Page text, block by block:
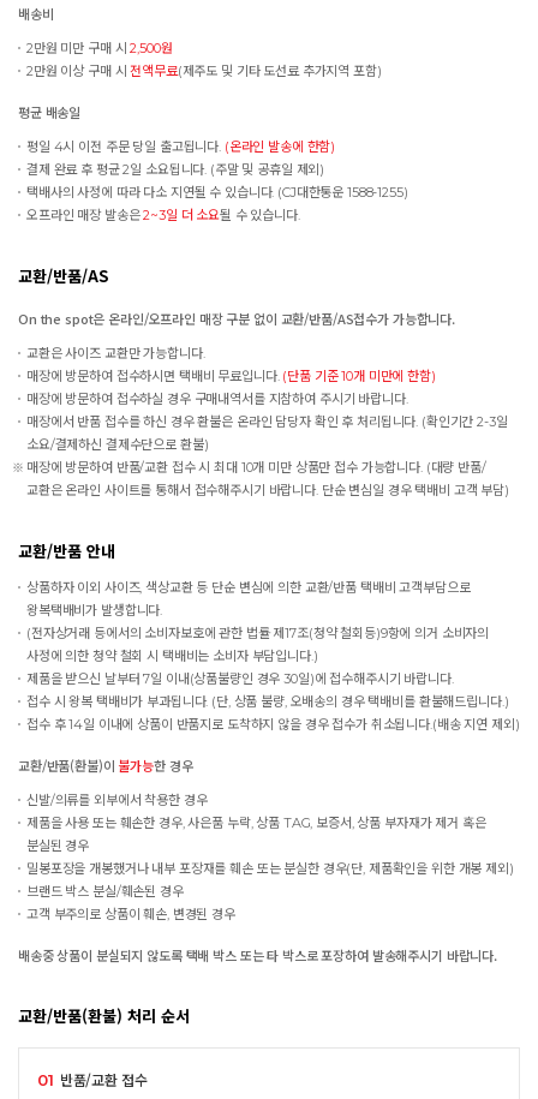
배송비
2만원 미만 구매 시2,500원
2만원 이상 구매 시전액무료(제주도 및 기타 도선료 추가지역 포함)
평균 배송일
평일 4시 이전 주문 당일 출고됩니다. (온라인 발송에 한함)
결제 완료 후 평균 2일 소요됩니다. (주말 및 공휴일 제외)
택배사의 사정에 따라 다소 지연될 수 있습니다. (CJ대한통운 1588-1255)
오프라인 매장 발송은2~3일 더 소요될 수 있습니다.
교환/반품/AS
On the spot은 온라인/오프라인 매장 구분 없이 교환/반품/AS접수가 가능합니다.
교환은 사이즈 교환만 가능합니다.
매장에 방문하여 접수하시면 택배비 무료입니다. (단품 기준 10개 미만에 한함)
매장에 방문하여 접수하실 경우 구매내역서를 지참하여 주시기 바랍니다.
매장에서 반품 접수를 하신 경우 환불은 온라인 담당자 확인 후 처리됩니다. (확인기간 2-3일
소요/결제하신 결제수단으로 환불)
매장에 방문하여 반품/교환 접수 시 최대 10개 미만 상품만 접수 가능합니다. (대량 반품/
교환은 온라인 사이트를 통해서 접수해주시기 바랍니다. 단순 변심일 경우 택배비 고객 부담)
교환/반품 안내
상품하자 이외 사이즈, 색상교환 등 단순 변심에 의한 교환/반품 택배비 고객부담으로
왕복택배비가 발생합니다.
(전자상거래 등에서의 소비자보호에 관한 법률 제17조(청약 철회등)9항에 의거 소비자의
사정에 의한 청약 철회 시 택배비는 소비자 부담입니다.)
제품을 받으신 날부터 7일 이내(상품불량인 경우 30일)에 접수해주시기 바랍니다.
접수 시 왕복 택배비가 부과됩니다. (단, 상품 불량, 오배송의 경우 택배비를 환불해드립니다.)
접수 후 14일 이내에 상품이 반품지로 도착하지 않을 경우 접수가 취소됩니다.(배송 지연 제외)
교환/반품(환불)이 불가능한 경우
신발/의류를 외부에서 착용한 경우
제품을 사용 또는 훼손한 경우, 사은품 누락, 상품 TAG, 보증서, 상품 부자재가 제거 혹은
분실된 경우
밀봉포장을 개봉했거나 내부 포장재를 훼손 또는 분실한 경우(단, 제품확인을 위한 개봉 제외)
브랜드 박스 분실/훼손된 경우
고객 부주의로 상품이 훼손, 변경된 경우
배송중 상품이 분실되지 않도록 택배 박스 또는 타 박스로 포장하여 발송해주시기 바랍니다.
교환/반품(환불) 처리 순서
01 반품/교환 접수